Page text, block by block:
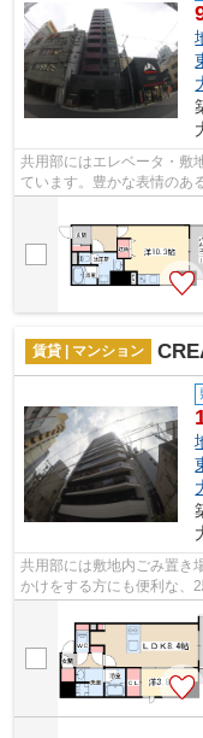
共用部にはエレベータ・敷
ています。豊かな表情のあ
賃貸 | マンション
共用部には敷地内ごみ置き
かけをする方にも便利な、